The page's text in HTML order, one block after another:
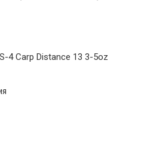
4 Carp Distance 13 3-5oz